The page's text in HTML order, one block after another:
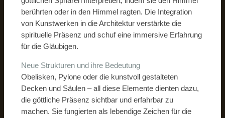
berührten oder in den Himmel ragten. Die Integration
von Kunstwerken in die Architektur verstärkte die
spirituelle Präsenz und schuf eine immersive Erfahrung
für die Gläubigen.
Neue Strukturen und ihre Bedeutung
Obelisken, Pylone oder die kunstvoll gestalteten
Decken und Säulen – all diese Elemente dienten dazu,
die göttliche Präsenz sichtbar und erfahrbar zu
machen. Sie fungierten als lebendige Zeichen für die